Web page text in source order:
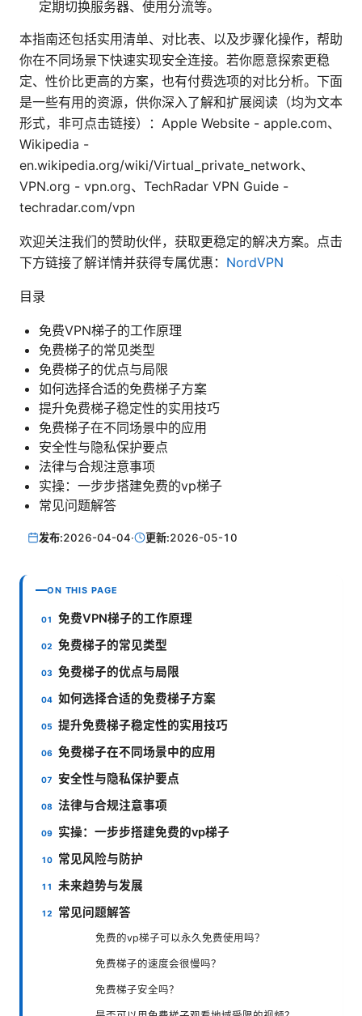
定期切换服务器、使用分流等。
本指南还包括实用清单、对比表、以及步骤化操作，帮助
你在不同场景下快速实现安全连接。若你愿意探索更稳
定、性价比更高的方案，也有付费选项的对比分析。下面
是一些有用的资源，供你深入了解和扩展阅读（均为文本
形式，非可点击链接）：Apple Website - apple.com、
Wikipedia -
en.wikipedia.org/wiki/Virtual_private_network、
VPN.org - vpn.org、TechRadar VPN Guide -
techradar.com/vpn
欢迎关注我们的赞助伙伴，获取更稳定的解决方案。点击
下方链接了解详情并获得专属优惠： NordVPN
目录
免费VPN梯子的工作原理
免费梯子的常见类型
免费梯子的优点与局限
如何选择合适的免费梯子方案
提升免费梯子稳定性的实用技巧
免费梯子在不同场景中的应用
安全性与隐私保护要点
法律与合规注意事项
实操：一步步搭建免费的vp梯子
常见问题解答
发布:2026-04-04· 更新:2026-05-10
ON THIS PAGE
免费VPN梯子的工作原理
免费梯子的常见类型
免费梯子的优点与局限
如何选择合适的免费梯子方案
提升免费梯子稳定性的实用技巧
免费梯子在不同场景中的应用
安全性与隐私保护要点
法律与合规注意事项
实操：一步步搭建免费的vp梯子
常见风险与防护
未来趋势与发展
常见问题解答
免费的vp梯子可以永久免费使用吗？
免费梯子的速度会很慢吗？
免费梯子安全吗？